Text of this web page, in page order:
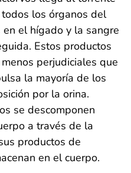
los órganos del
el hígado y la sangre
Estos productos
perjudiciales que
la mayoría de los
por la orina.
se descomponen
a través de la
productos de
en el cuerpo.